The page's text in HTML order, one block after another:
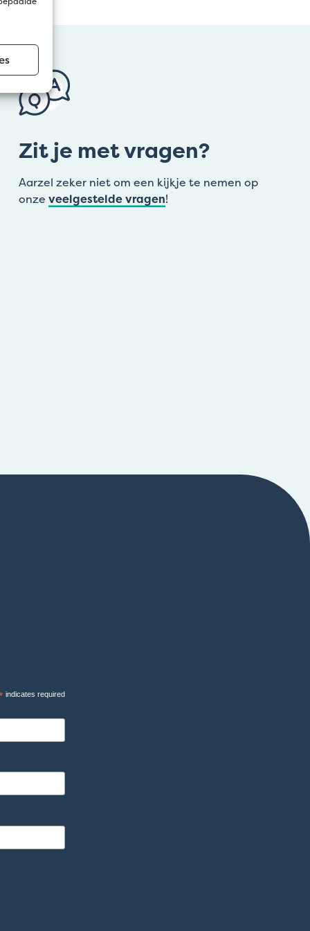
Zit je met vragen?
Aarzel zeker niet om een kijkje te nemen op
onze veelgestelde vragen!
indicates required